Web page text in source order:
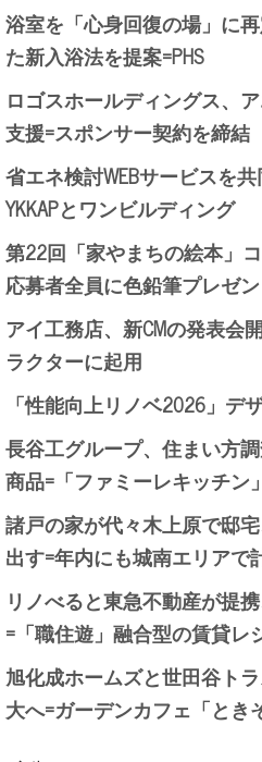
浴室を「心身回復の場」に
た新入浴法を提案=PHS
ロゴスホールディングス、
支援=スポンサー契約を締結
省エネ検討WEBサービスを
YKKAPとワンビルディング
第22回「家やまちの絵本」
応募者全員に色鉛筆プレゼ
アイ工務店、新CMの発表会
ラクターに起用
「性能向上リノベ2026」デ
長谷工グループ、住まい方
商品=「ファミーレキッチン
諸戸の家が代々木上原で邸
出す=年内にも城南エリアで
リノべると東急不動産が提
=「職住遊」融合型の賃貸レ
旭化成ホームズと世田谷ト
大へ=ガーデンカフェ「とき